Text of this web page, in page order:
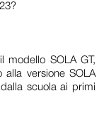
modello SOLA GT,
versione SOLA
scuola ai primi